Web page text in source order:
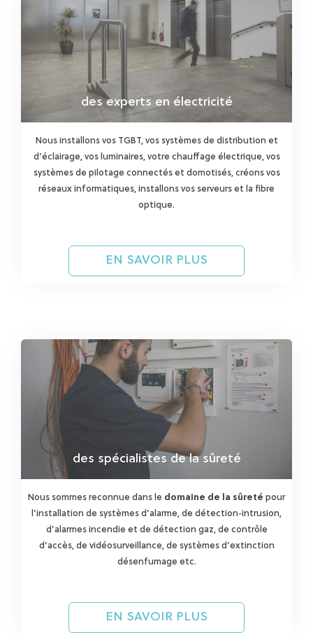
des experts en électricité
Nous installons vos TGBT, vos systèmes de distribution et
d’éclairage, vos luminaires, votre chauffage électrique, vos
systèmes de pilotage connectés et domotisés, créons vos
réseaux informatiques, installons vos serveurs et la fibre
optique.
EN SAVOIR PLUS
des spécialistes de la sûreté
Nous sommes reconnue dans le domaine de la sûreté pour
l’installation de systèmes d’alarme, de détection-intrusion,
d’alarmes incendie et de détection gaz, de contrôle
d’accès, de vidéosurveillance, de systèmes d’extinction
désenfumage etc.
EN SAVOIR PLUS